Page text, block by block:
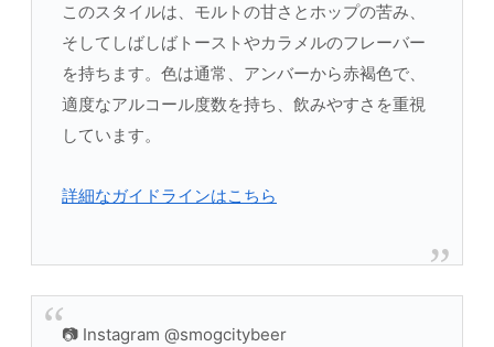
このスタイルは、モルトの甘さとホップの苦み、
そしてしばしばトーストやカラメルのフレーバー
を持ちます。色は通常、アンバーから赤褐色で、
適度なアルコール度数を持ち、飲みやすさを重視
しています。
詳細なガイドラインはこちら
📷 Instagram @smogcitybeer